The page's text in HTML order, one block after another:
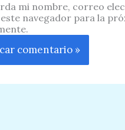
mi nombre, correo
navegador para la